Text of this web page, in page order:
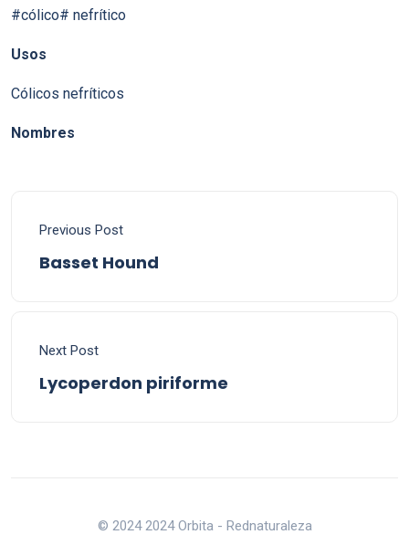
#cólico# nefrítico
Usos
Cólicos nefríticos
Nombres
Previous Post
Basset Hound
Next Post
Lycoperdon piriforme
© 2024 2024 Orbita - Rednaturaleza